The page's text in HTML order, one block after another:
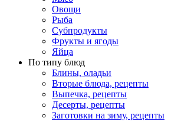
Овощи
Рыба
Субпродукты
Фрукты и ягоды
Яйца
По типу блюд
Блины, оладьи
Вторые блюда, рецепты
Выпечка, рецепты
Десерты, рецепты
Заготовки на зиму, рецепты